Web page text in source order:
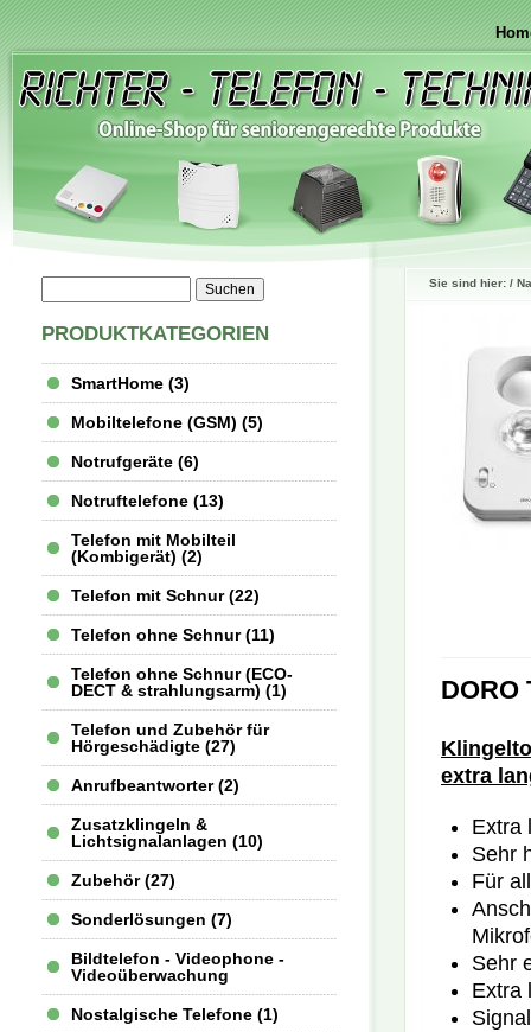
PRODUKTKATEGORIEN
SmartHome (3)
Mobiltelefone (GSM) (5)
Notrufgeräte (6)
Notruftelefone (13)
Telefon mit Mobilteil
(Kombigerät) (2)
Telefon mit Schnur (22)
Telefon ohne Schnur (11)
Telefon ohne Schnur (ECO-
DECT & strahlungsarm) (1)
Telefon und Zubehör für
Hörgeschädigte (27)
Anrufbeantworter (2)
Zusatzklingeln &
Lichtsignalanlagen (10)
Zubehör (27)
Sonderlösungen (7)
Bildtelefon - Videophone -
Videoüberwachung
Nostalgische Telefone (1)
Sie sind hier: /
DORO
extra
Extra
Sehr
Für
Sehr
Extra